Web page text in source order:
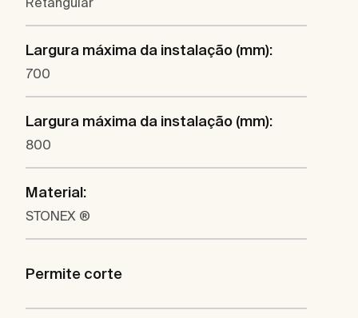
Largura máxima da instalação (mm):
700
Largura máxima da instalação (mm):
800
Material:
STONEX ®
Permite corte